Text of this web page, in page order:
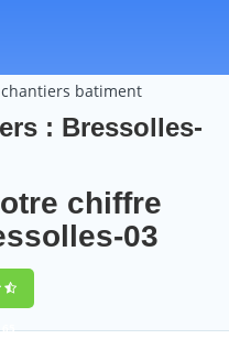
batiment
: Bressolles-
chiffre
03
65